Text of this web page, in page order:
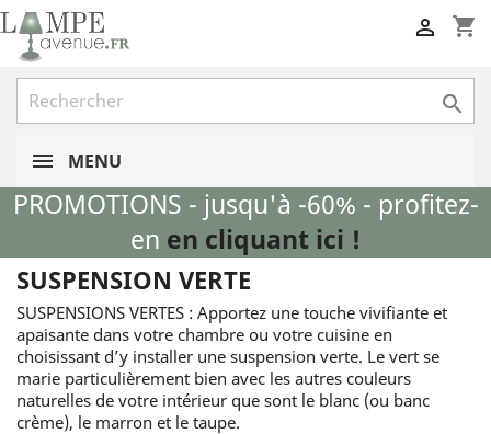
shopping_cart


MENU
PROMOTIONS - jusqu'à -60% - profitez-
en en cliquant ici !
SUSPENSION VERTE
SUSPENSIONS VERTES : Apportez une touche vivifiante et
apaisante dans votre chambre ou votre cuisine en
choisissant d’y installer une suspension verte. Le vert se
marie particulièrement bien avec les autres couleurs
naturelles de votre intérieur que sont le blanc (ou banc
crème), le marron et le taupe.